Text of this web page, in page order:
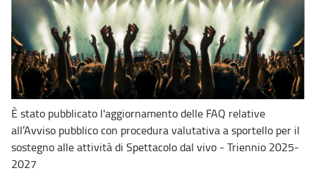
È stato pubblicato l'aggiornamento delle FAQ relative
all’Avviso pubblico con procedura valutativa a sportello per il
sostegno alle attività di Spettacolo dal vivo - Triennio 2025-
2027